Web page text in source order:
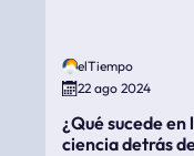
elTiempo
22 ago 2024
¿Qué sucede
ciencia detrás